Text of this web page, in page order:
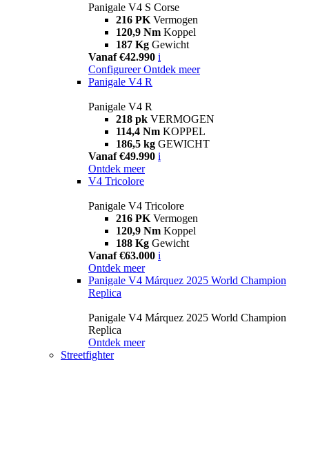
Panigale V4 S Corse
216 PK Vermogen
120,9 Nm Koppel
187 Kg Gewicht
Vanaf €42.990 i
Configureer Ontdek meer
Panigale V4 R
Panigale V4 R
218 pk VERMOGEN
114,4 Nm KOPPEL
186,5 kg GEWICHT
Vanaf €49.990 i
Ontdek meer
V4 Tricolore
Panigale V4 Tricolore
216 PK Vermogen
120,9 Nm Koppel
188 Kg Gewicht
Vanaf €63.000 i
Ontdek meer
Panigale V4 Márquez 2025 World Champion
Replica
Panigale V4 Márquez 2025 World Champion
Replica
Ontdek meer
Streetfighter